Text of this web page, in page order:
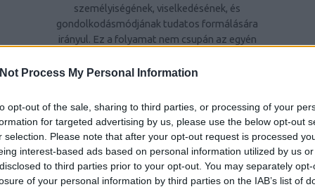
Process My Personal Information
opt-out of the sale, sharing to third parties, or processing of your
for targeted advertising by us, please use the below opt-out
selection. Please note that after your opt-out request is processed
interest-based ads based on personal information utilized by us
to third parties prior to your opt-out. You may separately
of your personal information by third parties on the IAB’s list of
személyiségének, viselkedésének, és
gondolkodásmódjának tudatos formálására
irányul. Ez a folyamat nem csupán az egyén
hanem a környezetével való interakciójának
az egyén képessé váljon arra, hogy pozitív
módon befolyásolja saját életét, és
hatékonyabban kezelje a mindennapi
kihívásokat és konfliktusokat.
A személyiségfejlesztés fontossága